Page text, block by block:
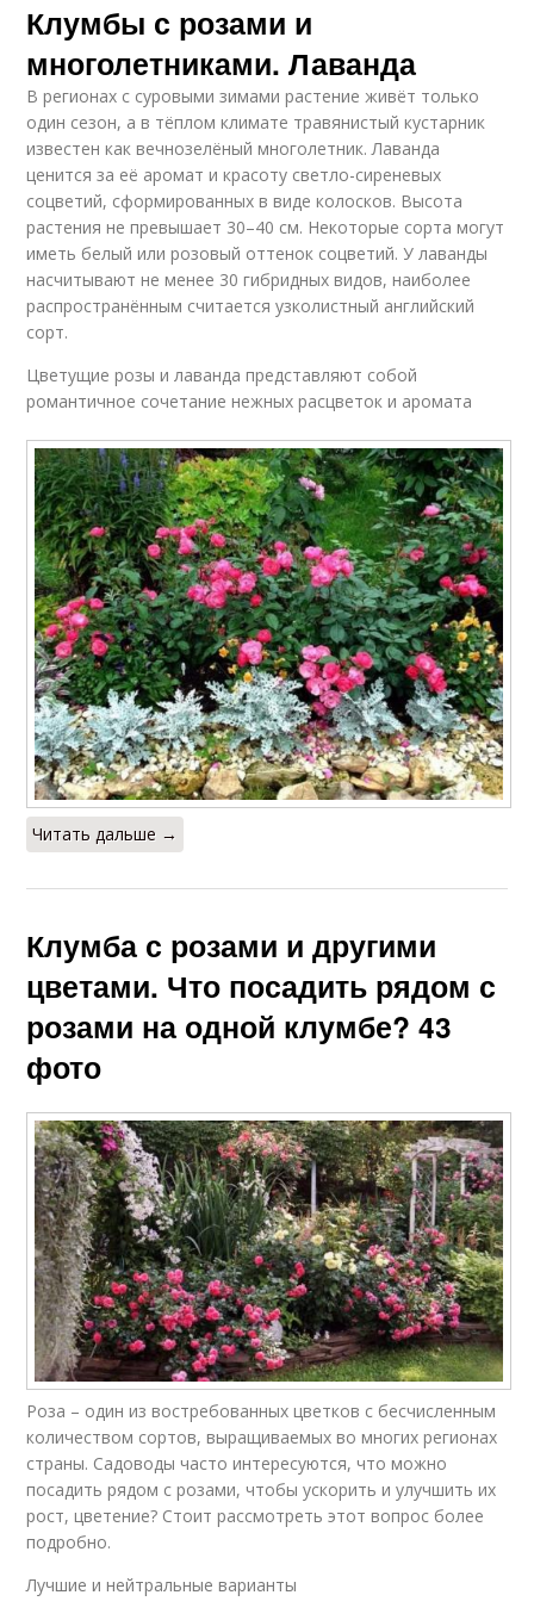
Клумбы с розами и
многолетниками. Лаванда
В регионах с суровыми зимами растение живёт только
один сезон, а в тёплом климате травянистый кустарник
известен как вечнозелёный многолетник. Лаванда
ценится за её аромат и красоту светло-сиреневых
соцветий, сформированных в виде колосков. Высота
растения не превышает 30–40 см. Некоторые сорта могут
иметь белый или розовый оттенок соцветий. У лаванды
насчитывают не менее 30 гибридных видов, наиболее
распространённым считается узколистный английский
сорт.
Цветущие розы и лаванда представляют собой
романтичное сочетание нежных расцветок и аромата
Читать дальше →
Клумба с розами и другими
цветами. Что посадить рядом с
розами на одной клумбе? 43
фото
Роза – один из востребованных цветков с бесчисленным
количеством сортов, выращиваемых во многих регионах
страны. Садоводы часто интересуются, что можно
посадить рядом с розами, чтобы ускорить и улучшить их
рост, цветение? Стоит рассмотреть этот вопрос более
подробно.
Лучшие и нейтральные варианты